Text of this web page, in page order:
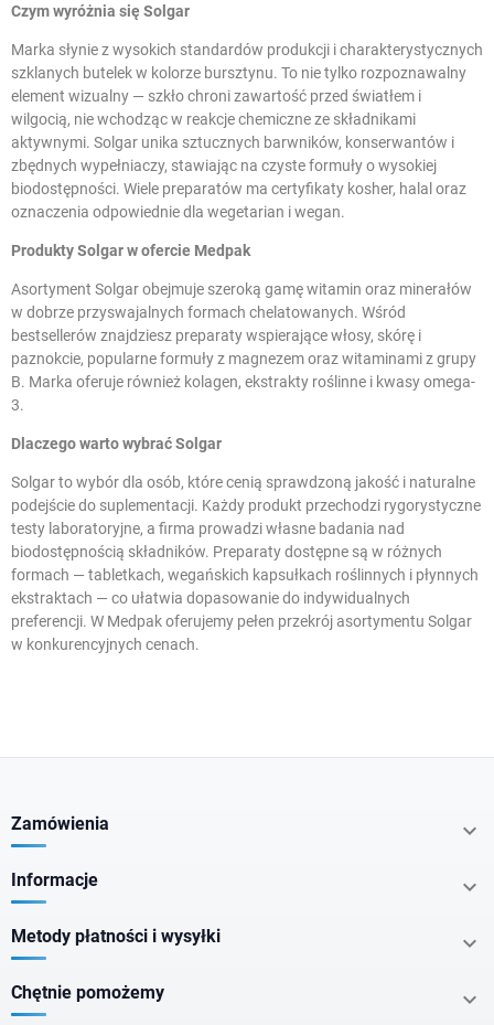
Cel zdrowotny
Czym wyróżnia się Solgar
Marka słynie z wysokich standardów produkcji i charakterystycznych
szklanych butelek w kolorze bursztynu. To nie tylko rozpoznawalny
element wizualny — szkło chroni zawartość przed światłem i
wilgocią, nie wchodząc w reakcje chemiczne ze składnikami
aktywnymi. Solgar unika sztucznych barwników, konserwantów i
zbędnych wypełniaczy, stawiając na czyste formuły o wysokiej
biodostępności. Wiele preparatów ma certyfikaty kosher, halal oraz
oznaczenia odpowiednie dla wegetarian i wegan.
Produkty Solgar w ofercie Medpak
Asortyment Solgar obejmuje szeroką gamęwitamin oraz minerałów
w dobrze przyswajalnych formach chelatowanych. Wśród
bestsellerów znajdziesz preparaty wspierającewłosy, skórę i
paznokcie, popularne formuły z magnezemoraz witaminami z grupy
B. Marka oferuje również kolagen, ekstrakty roślinne i kwasy omega-
3.
Dlaczego warto wybrać Solgar
Solgar to wybór dla osób, które cenią sprawdzoną jakość i naturalne
podejście do suplementacji. Każdy produkt przechodzi rygorystyczne
testy laboratoryjne, a firma prowadzi własne badania nad
biodostępnością składników. Preparaty dostępne są w różnych
formach — tabletkach, wegańskich kapsułkach roślinnych i płynnych
ekstraktach — co ułatwia dopasowanie do indywidualnych
preferencji. W Medpak oferujemy pełen przekrój asortymentu Solgar
w konkurencyjnych cenach.
Zamówienia 
Informacje 
Metody płatności i wysyłki 
Chętnie pomożemy 